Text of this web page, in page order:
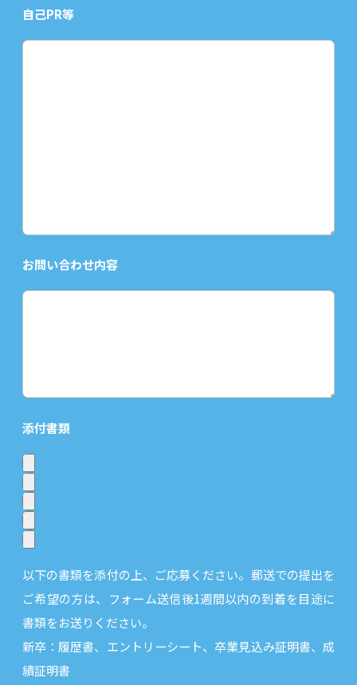
自己PR等
お問い合わせ内容
添付書類
以下の書類を添付の上、ご応募ください。郵送での提出を
ご希望の方は、フォーム送信後1週間以内の到着を目途に
書類をお送りください。
新卒：履歴書、エントリーシート、卒業見込み証明書、成
績証明書